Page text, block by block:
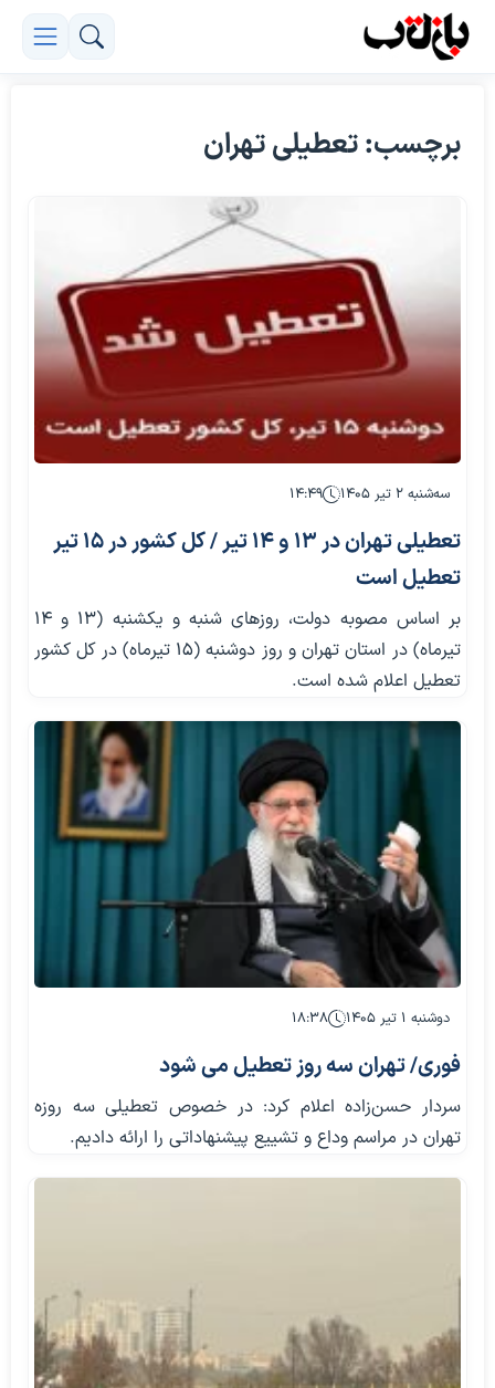
برچسب: تعطیلی تهران
سه‌شنبه ۲ تیر ۱۴۰۵ ۱۴:۴۹
تعطیلی تهران در ۱۳ و ۱۴ تیر / کل کشور در ۱۵ تیر
تعطیل است
بر اساس مصوبه دولت، روزهای شنبه و یکشنبه (۱۳ و ۱۴
تیرماه) در استان تهران و روز دوشنبه (۱۵ تیرماه) در کل کشور
تعطیل اعلام شده است.
دوشنبه ۱ تیر ۱۴۰۵ ۱۸:۳۸
فوری/ تهران سه روز تعطیل می شود
سردار حسن‌زاده اعلام کرد: در خصوص تعطیلی سه روزه
تهران در مراسم وداع و تشییع پیشنهاداتی را ارائه دادیم.